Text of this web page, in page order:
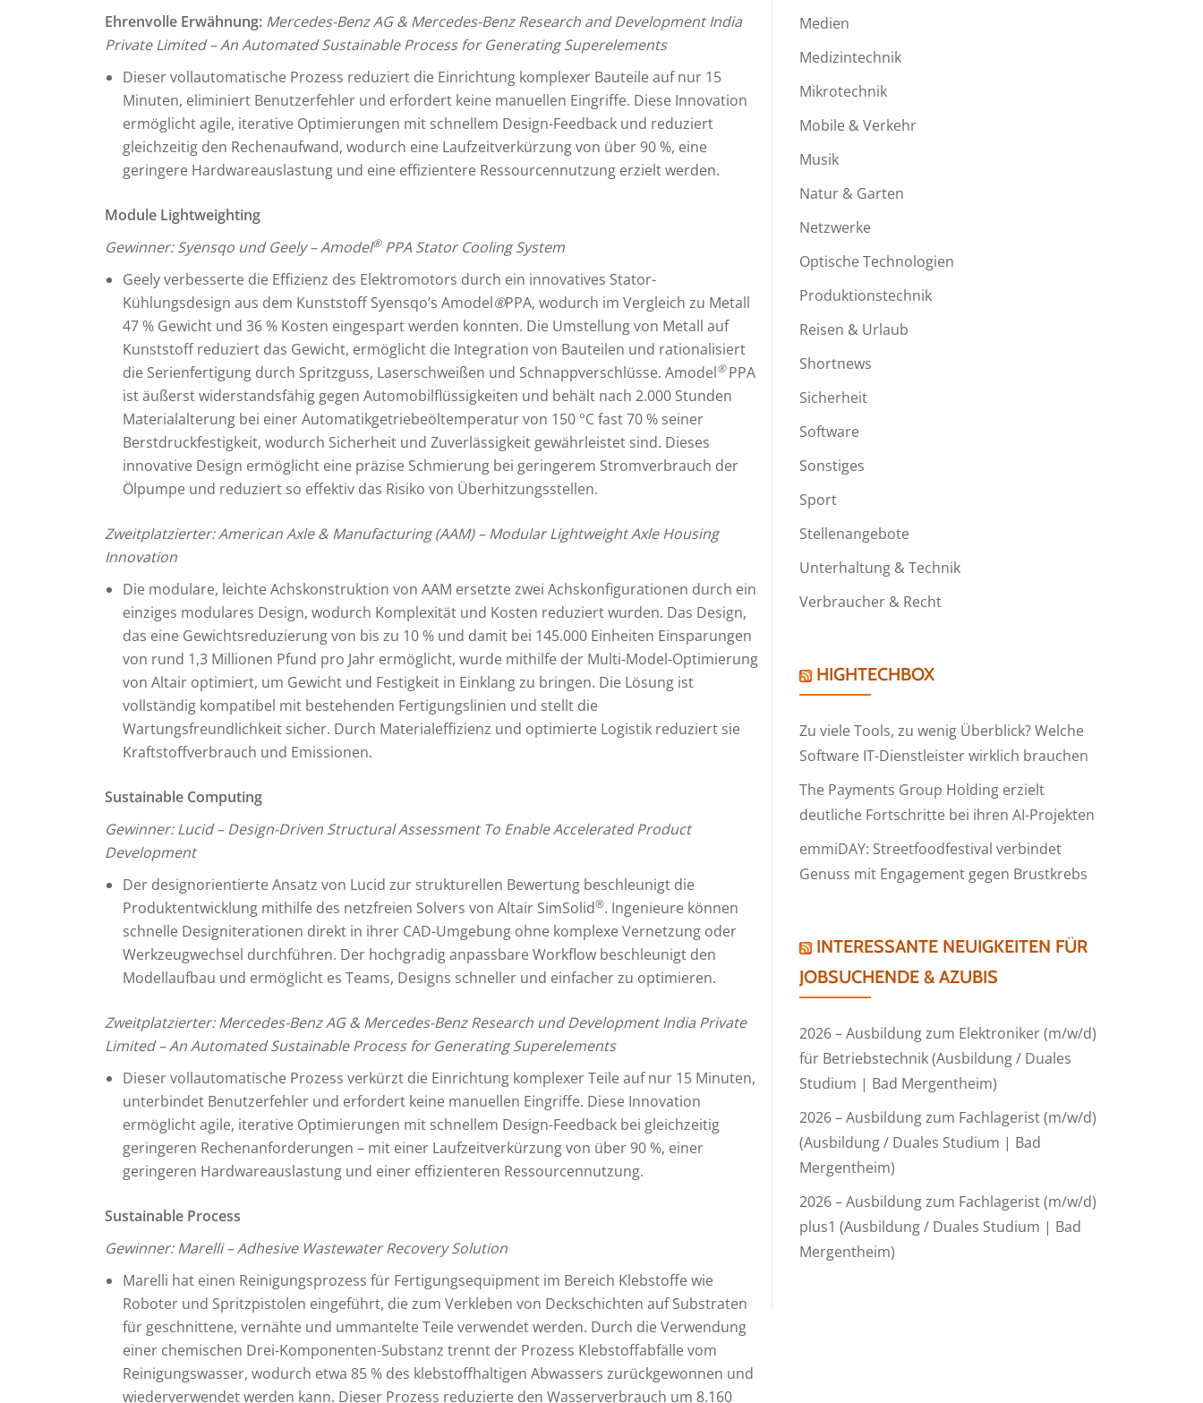
Ehrenvolle Erwähnung: Mercedes-Benz AG & Mercedes-Benz Research and Development India
Private Limited– An Automated Sustainable Process for Generating Superelements
Dieser vollautomatische Prozess reduziert die Einrichtung komplexer Bauteile auf nur 15
Minuten, eliminiert Benutzerfehler und erfordert keine manuellen Eingriffe. Diese Innovation
ermöglicht agile, iterative Optimierungen mit schnellem Design-Feedback und reduziert
gleichzeitig den Rechenaufwand, wodurch eine Laufzeitverkürzung von über 90 %, eine
geringere Hardwareauslastung und eine effizientere Ressourcennutzung erzielt werden.
Module Lightweighting
Gewinner: Syensqo und Geely– Amodel®PPA Stator Cooling System
Geely verbesserte die Effizienz des Elektromotors durch ein innovatives Stator-
Kühlungsdesign aus dem Kunststoff Syensqo’s Amodel®PPA, wodurch im Vergleich zu Metall
47 % Gewicht und 36 % Kosten eingespart werden konnten. Die Umstellung von Metall auf
Kunststoff reduziert das Gewicht, ermöglicht die Integration von Bauteilen und rationalisiert
die Serienfertigung durch Spritzguss, Laserschweißen und Schnappverschlüsse. Amodel® PPA
ist äußerst widerstandsfähig gegen Automobilflüssigkeiten und behält nach 2.000 Stunden
Materialalterung bei einer Automatikgetriebeöltemperatur von 150 °C fast 70 % seiner
Berstdruckfestigkeit, wodurch Sicherheit und Zuverlässigkeit gewährleistet sind. Dieses
innovative Design ermöglicht eine präzise Schmierung bei geringerem Stromverbrauch der
Ölpumpe und reduziert so effektiv das Risiko von Überhitzungsstellen.
Zweitplatzierter: American Axle & Manufacturing(AAM) – Modular Lightweight Axle Housing
Innovation
Die modulare, leichte Achskonstruktion von AAM ersetzte zwei Achskonfigurationen durch ein
einziges modulares Design, wodurch Komplexität und Kosten reduziert wurden. Das Design,
das eine Gewichtsreduzierung von bis zu 10 % und damit bei 145.000 Einheiten Einsparungen
von rund 1,3 Millionen Pfund pro Jahr ermöglicht, wurde mithilfe der Multi-Model-Optimierung
von Altair optimiert, um Gewicht und Festigkeit in Einklang zu bringen. Die Lösung ist
vollständig kompatibel mit bestehenden Fertigungslinien und stellt die
Wartungsfreundlichkeit sicher. Durch Materialeffizienz und optimierte Logistik reduziert sie
Kraftstoffverbrauch und Emissionen.
Sustainable Computing
Gewinner: Lucid – Design-Driven Structural Assessment To Enable Accelerated Product
Development
Der designorientierte Ansatz von Lucid zur strukturellen Bewertung beschleunigt die
Produktentwicklung mithilfe des netzfreien Solvers von Altair SimSolid®. Ingenieure können
schnelle Designiterationen direkt in ihrer CAD-Umgebung ohne komplexe Vernetzung oder
Werkzeugwechsel durchführen. Der hochgradig anpassbare Workflow beschleunigt den
Modellaufbau und ermöglicht es Teams, Designs schneller und einfacher zu optimieren.
Zweitplatzierter: Mercedes-Benz AG & Mercedes-Benz Research und Development India Private
Limited – An Automated Sustainable Process for Generating Superelements
Dieser vollautomatische Prozess verkürzt die Einrichtung komplexer Teile auf nur 15 Minuten,
unterbindet Benutzerfehler und erfordert keine manuellen Eingriffe. Diese Innovation
ermöglicht agile, iterative Optimierungen mit schnellem Design-Feedback bei gleichzeitig
geringeren Rechenanforderungen – mit einer Laufzeitverkürzung von über 90 %, einer
geringeren Hardwareauslastung und einer effizienteren Ressourcennutzung.
Sustainable Process
Gewinner: Marelli – Adhesive Wastewater Recovery Solution
Marelli hat einen Reinigungsprozess für Fertigungsequipment im Bereich Klebstoffe wie
Roboter und Spritzpistolen eingeführt, die zum Verkleben von Deckschichten auf Substraten
für geschnittene, vernähte und ummantelte Teile verwendet werden. Durch die Verwendung
einer chemischen Drei-Komponenten-Substanz trennt der Prozess Klebstoffabfälle vom
Reinigungswasser, wodurch etwa 85 % des klebstoffhaltigen Abwassers zurückgewonnen und
wiederverwendet werden kann. Dieser Prozess reduzierte den Wasserverbrauch um 8.160
Medien
Medizintechnik
Mikrotechnik
Mobile & Verkehr
Musik
Natur & Garten
Netzwerke
Optische Technologien
Produktionstechnik
Reisen & Urlaub
Shortnews
Sicherheit
Software
Sonstiges
Sport
Stellenangebote
Unterhaltung & Technik
Verbraucher & Recht
HIGHTECHBOX
Zu viele Tools, zu wenig Überblick? Welche
Software IT-Dienstleister wirklich brauchen
The Payments Group Holding erzielt
deutliche Fortschritte bei ihren AI-Projekten
emmiDAY: Streetfoodfestival verbindet
Genuss mit Engagement gegen Brustkrebs
INTERESSANTE NEUIGKEITEN FÜR
JOBSUCHENDE & AZUBIS
2026 – Ausbildung zum Elektroniker (m/w/d)
für Betriebstechnik (Ausbildung / Duales
Studium | Bad Mergentheim)
2026 – Ausbildung zum Fachlagerist (m/w/d)
(Ausbildung / Duales Studium | Bad
Mergentheim)
2026 – Ausbildung zum Fachlagerist (m/w/d)
plus1 (Ausbildung / Duales Studium | Bad
Mergentheim)